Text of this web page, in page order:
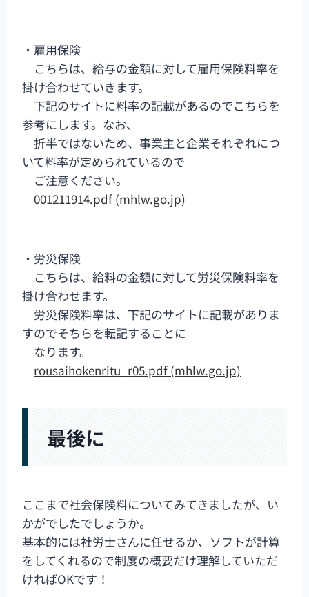
・雇用保険
こちらは、給与の金額に対して雇用保険料率を
掛け合わせていきます。
下記のサイトに料率の記載があるのでこちらを
参考にします。なお、
折半ではないため、事業主と企業それぞれにつ
いて料率が定められているので
ご注意ください。
001211914.pdf (mhlw.go.jp)
・労災保険
こちらは、給料の金額に対して労災保険料率を
掛け合わせます。
労災保険料率は、下記のサイトに記載がありま
すのでそちらを転記することに
なります。
rousaihokenritu_r05.pdf (mhlw.go.jp)
最後に
ここまで社会保険料についてみてきましたが、い
かがでしたでしょうか。
基本的には社労士さんに任せるか、ソフトが計算
をしてくれるので制度の概要だけ理解していただ
ければOKです！